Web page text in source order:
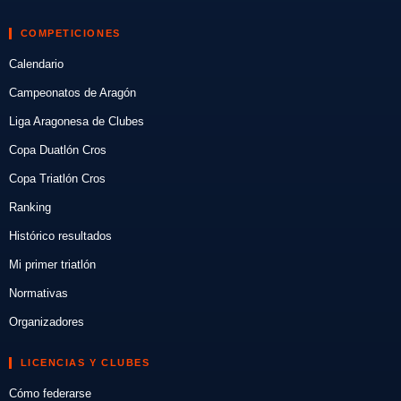
COMPETICIONES
Calendario
Campeonatos de Aragón
Liga Aragonesa de Clubes
Copa Duatlón Cros
Copa Triatlón Cros
Ranking
Histórico resultados
Mi primer triatlón
Normativas
Organizadores
LICENCIAS Y CLUBES
Cómo federarse